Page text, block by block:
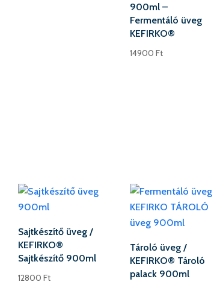
900ml –
Fermentáló üveg
KEFIRKO®
14900Ft
Sajtkészítő üveg /
KEFIRKO®
Sajtkészítő 900ml
12800Ft
Tároló üveg /
KEFIRKO® Tároló
palack 900ml